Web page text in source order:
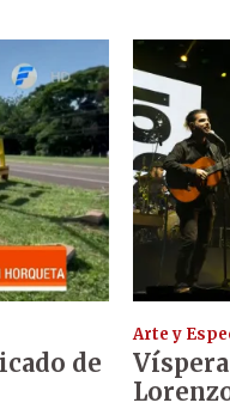
de
Arte y